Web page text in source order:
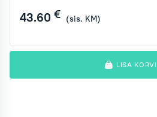
43.60 € (sis. KM)
LISA KORVI